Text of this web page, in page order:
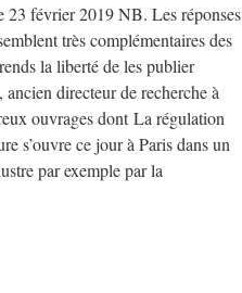
février 2019 NB. Les réponses
très complémentaires des
la liberté de les publier
directeur de recherche à
ouvrages dont La régulation
s’ouvre ce jour à Paris dans un
par exemple par la